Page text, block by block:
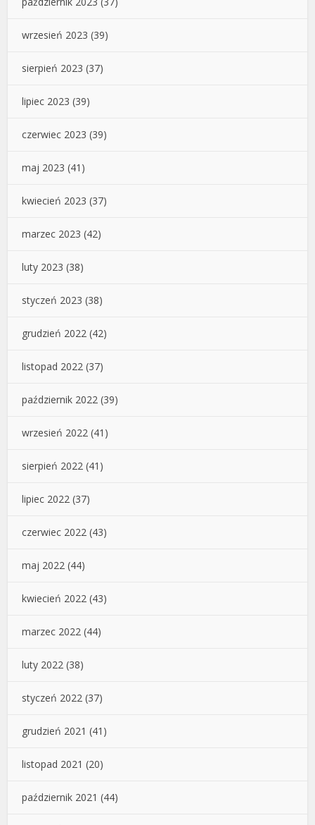
wrzesień 2023 (39)
sierpień 2023 (37)
lipiec 2023 (39)
czerwiec 2023 (39)
maj 2023 (41)
kwiecień 2023 (37)
marzec 2023 (42)
luty 2023 (38)
styczeń 2023 (38)
grudzień 2022 (42)
listopad 2022 (37)
październik 2022 (39)
wrzesień 2022 (41)
sierpień 2022 (41)
lipiec 2022 (37)
czerwiec 2022 (43)
maj 2022 (44)
kwiecień 2022 (43)
marzec 2022 (44)
luty 2022 (38)
styczeń 2022 (37)
grudzień 2021 (41)
listopad 2021 (20)
październik 2021 (44)